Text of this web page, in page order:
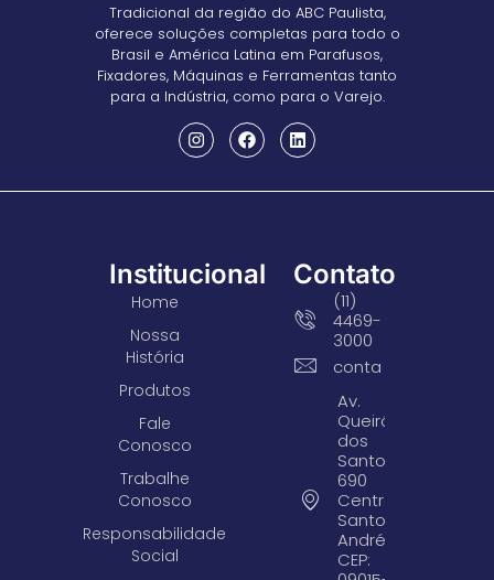
Tradicional da região do ABC Paulista,
oferece soluções completas para todo o
Brasil e América Latina em Parafusos,
Fixadores, Máquinas e Ferramentas tanto
para a Indústria, como para o Varejo.
Institucional
Home
Nossa
História
Produtos
Fale
Conosco
Trabalhe
Conosco
Responsabilidade
Social
Contato
(11)
4469-
3000
Av.
Queirós
dos
Santos,
690
Centro -
Santo
André/SP
CEP: